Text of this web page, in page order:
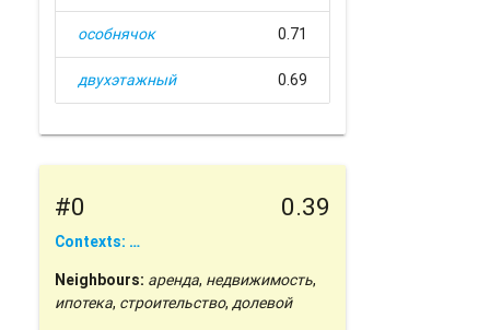
особнячок 0.71
двухэтажный 0.69
#0 0.39
Contexts: …
Neighbours: аренда, недвижимость,
ипотека, строительство,долевой